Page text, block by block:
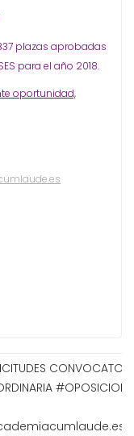
plazas aprobadas
para el año 2018.
oportunidad,